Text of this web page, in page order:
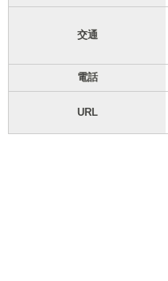
交通
電話
URL